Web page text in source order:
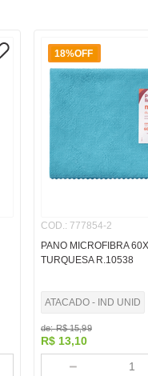
18%OFF
COD.: 777854-2
PANO MICROFIBRA
TURQUESA R.10538
ATACADO - IND UNID
de:R$ 15,99
R$ 13,10
－